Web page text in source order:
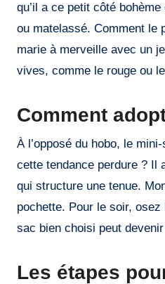
qu’il a ce petit côté
ou matelassé. Comment le
marie à merveille avec un
vives, comme le rouge ou
Comment
À l’opposé du hobo, le
cette tendance perdure ? Il
qui structure une tenue.
pochette. Pour le soir, osez
sac bien choisi peut
Les étapes